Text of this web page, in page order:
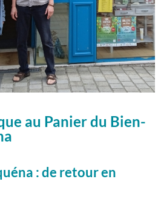
au Panier du Bien-
: de retour en